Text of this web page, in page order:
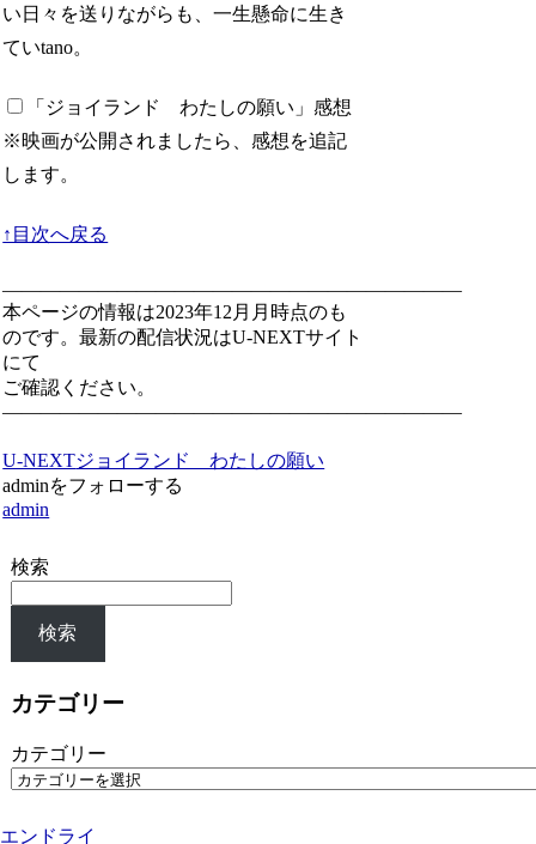
い日々を送りながらも、一生懸命に生き
ていtano。
「ジョイランド わたしの願い」感想
※映画が公開されましたら、感想を追記
します。
↑目次へ戻る
————————————————————————
本ページの情報は2023年12月月時点のも
のです。最新の配信状況はU-NEXTサイト
にて
ご確認ください。
————————————————————————
U-NEXTジョイランド わたしの願い
adminをフォローする
admin
検索
検索
カテゴリー
カテゴリー
エンドライ